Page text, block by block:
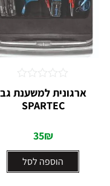
ארגונית למשענת גב
SPARTEC
35₪
הוספה לסל
0